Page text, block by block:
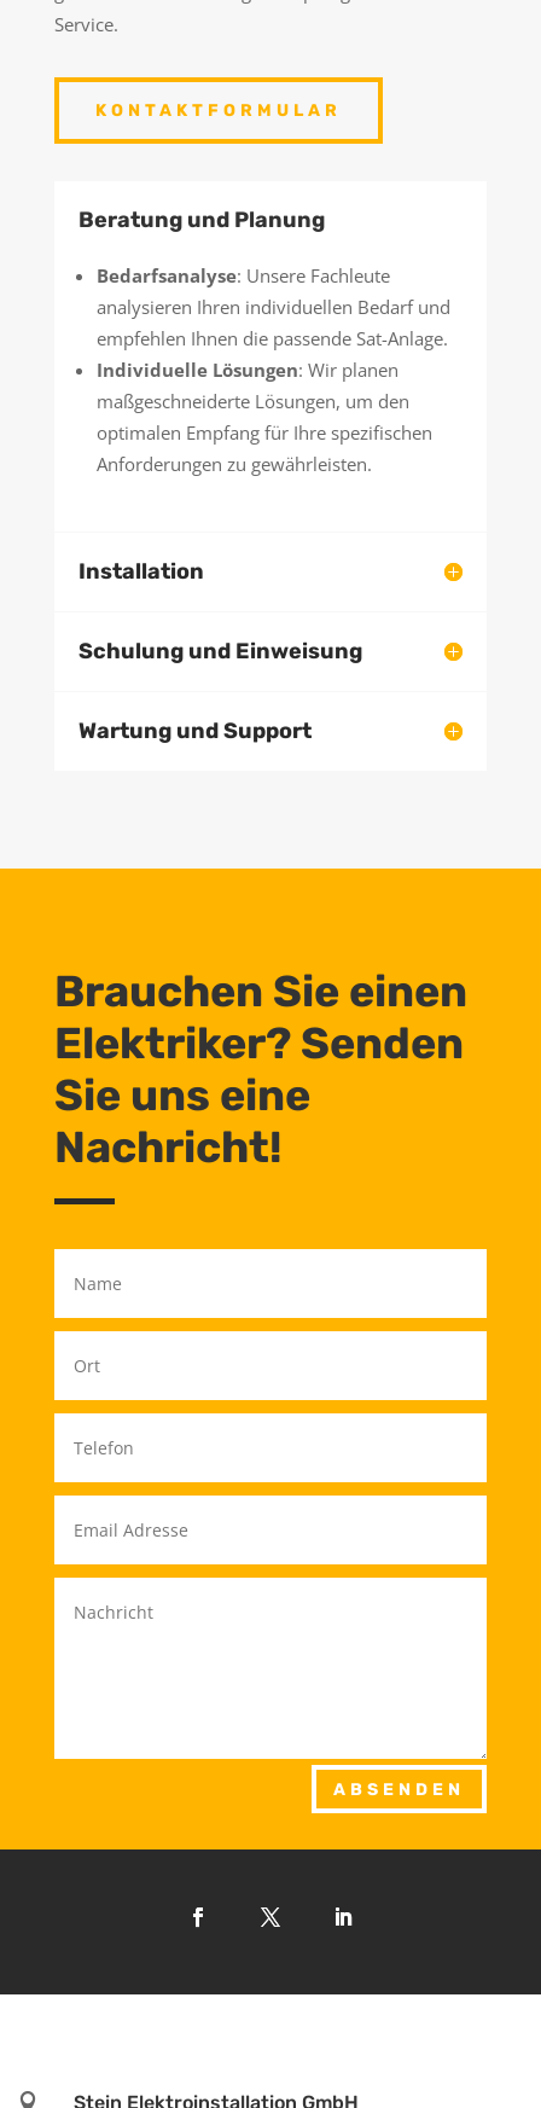
Service.
KONTAKTFORMULAR
Beratung und Planung
Bedarfsanalyse: Unsere Fachleute
analysieren Ihren individuellen Bedarf und
empfehlen Ihnen die passende Sat-Anlage.
Individuelle Lösungen: Wir planen
maßgeschneiderte Lösungen, um den
optimalen Empfang für Ihre spezifischen
Anforderungen zu gewährleisten.
Installation
Schulung und Einweisung
Wartung und Support
Brauchen Sie einen
Elektriker? Senden
Sie uns eine
Nachricht!
ABSENDEN
 Stein Elektroinstallation GmbH